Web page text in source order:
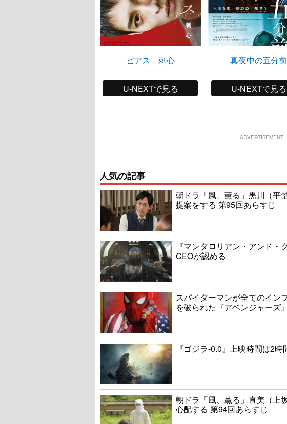
ピアス 刺心
U-NEXTで見る
真夜中の五分前
U-NEXTで見る
ADVERTISEMENT
人気の記事
朝ドラ「風、薫る」黒川（平
提案をする 第95回あらすじ
『マンダロリアン・アンド
CEOが認める
スパイダーマンが全てのイン
を破られた『アベンジャーズ
『ゴジラ-0.0』上映時間は2時
朝ドラ「風、薫る」直美（上
心配する 第94回あらすじ